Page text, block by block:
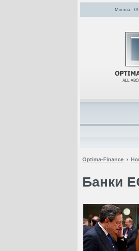
Optima-Finance
Банки
Москва